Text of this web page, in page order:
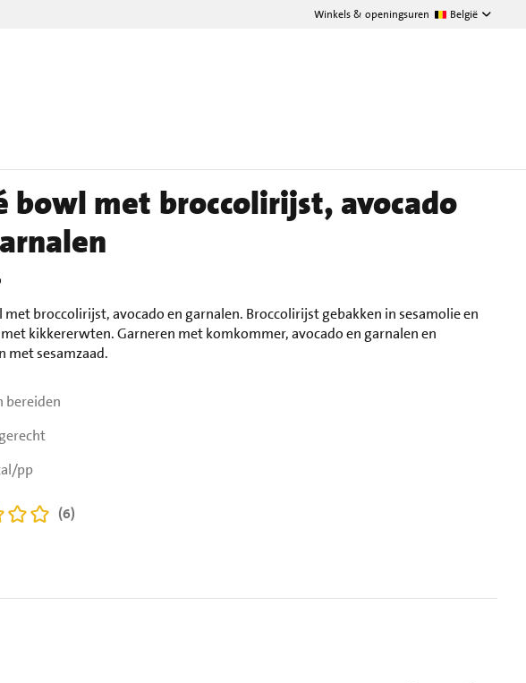
Winkels & openingsuren België
bowl met broccolirijst, avocado
met broccolirijst, avocado en garnalen. Broccolirijst gebakken in sesamolie en
kikkererwten. Garneren met komkommer, avocado en garnalen en
met sesamzaad.
bereiden
pp
(6)